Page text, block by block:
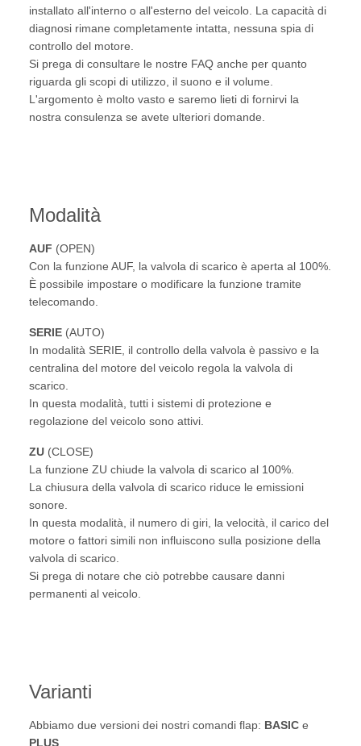
installato all'interno o all'esterno del veicolo. La capacità di
diagnosi rimane completamente intatta, nessuna spia di
controllo del motore.
Si prega di consultare le nostre FAQ anche per quanto
riguarda gli scopi di utilizzo, il suono e il volume.
L'argomento è molto vasto e saremo lieti di fornirvi la
nostra consulenza se avete ulteriori domande.
Modalità
AUF (OPEN)
Con la funzione AUF, la valvola di scarico è aperta al 100%.
È possibile impostare o modificare la funzione tramite
telecomando.
SERIE (AUTO)
In modalità SERIE, il controllo della valvola è passivo e la
centralina del motore del veicolo regola la valvola di
scarico.
In questa modalità, tutti i sistemi di protezione e
regolazione del veicolo sono attivi.
ZU (CLOSE)
La funzione ZU chiude la valvola di scarico al 100%.
La chiusura della valvola di scarico riduce le emissioni
sonore.
In questa modalità, il numero di giri, la velocità, il carico del
motore o fattori simili non influiscono sulla posizione della
valvola di scarico.
Si prega di notare che ciò potrebbe causare danni
permanenti al veicolo.
Varianti
Abbiamo due versioni dei nostri comandi flap: BASIC e
PLUS